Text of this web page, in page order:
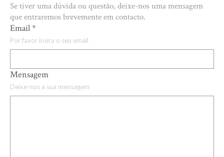
Se tiver uma dúvida ou questão, deixe-nos uma mensagem
que entraremos brevemente em contacto.
Email*
Por favor insira o seu email
Mensagem
Deixe-nos a sua mensagem